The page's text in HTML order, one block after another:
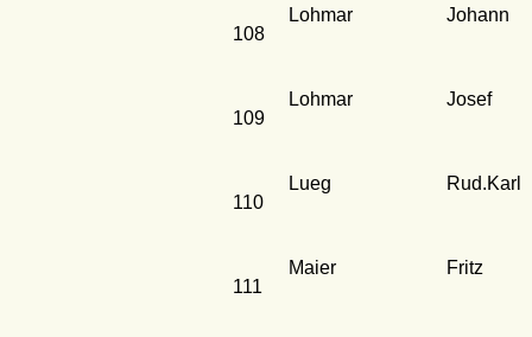
108
Lohmar Johann
109
Lohmar Josef
110
Lueg Rud.Karl
111
Maier Fritz